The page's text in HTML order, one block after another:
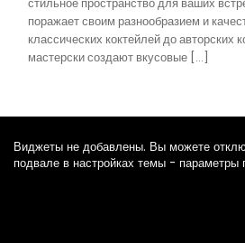
поражает своим разнообразием и
классических коктейлей до авторских
мастерски создают вкусовые […]
Виджеты не добавлены. Вы можете
подвале в настройках темы - параметры